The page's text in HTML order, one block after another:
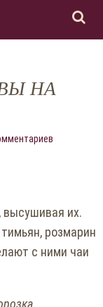
НА
высушивая их.
розмарин
с ними чаи